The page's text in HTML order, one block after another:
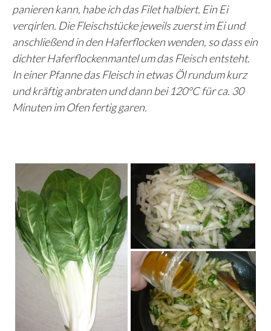
panieren kann, habe ich das Filet halbiert. Ein Ei
verqirlen. Die Fleischstücke jeweils zuerst im Ei und
anschließend in den Haferflocken wenden, so dass ein
dichter Haferflockenmantel um das Fleisch entsteht.
In einer Pfanne das Fleisch in etwas Öl rundum kurz
und kräftig anbraten und dann bei 120°C für ca. 30
Minuten im Ofen fertig garen.